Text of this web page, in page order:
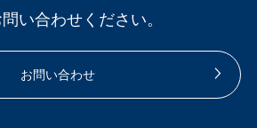
い
ま
んが
る方が好きな『たろ
にお
年褒
が
こんなにもニッチなジ
ャンルのクイズはない
の
会
った
てまいりますので、ど
ます！
い合わせください。
お問い合わせ